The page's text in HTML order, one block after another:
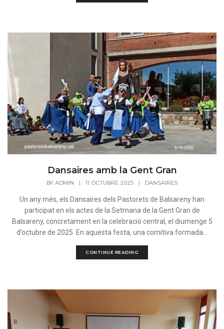
Dansaires amb la Gent Gran
BY ADMIN | 11 OCTUBRE 2025 | DANSAIRES
Un any més, els Dansaires dels Pastorets de Balsareny han
participat en els actes de la Setmana de la Gent Gran de
Balsareny, concretament en la celebració central, el diumenge 5
d’octubre de 2025. En aquesta festa, una comitiva formada...
CONTINUE READING